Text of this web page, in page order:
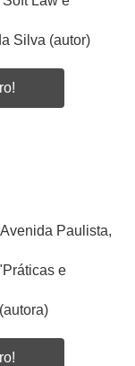
Silva (autor)
Paulista,
e